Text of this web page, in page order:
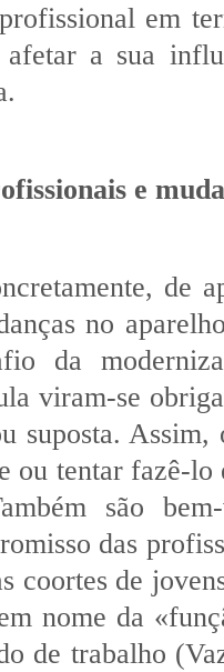
em
a sua
e
de
no
da
viram-se
suposta.
ou tentar fazê-
são
das
coortes de
nome da
de trabalho